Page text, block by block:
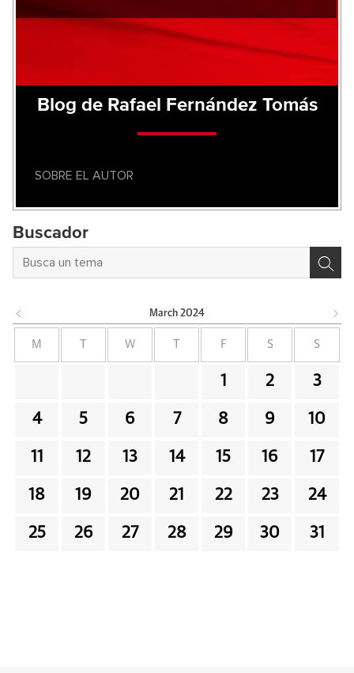
Blog de Rafael Fernández Tomás
SOBRE EL AUTOR
Buscador
March 2024
M W F S S
1 2 3
4 5 6 7 8 9 10
11 12 13 14 15 16 17
18 19 20 21 22 23 24
25 26 27 28 29 30 31